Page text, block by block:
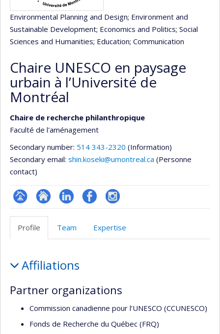
Environmental Planning and Design; Environment and
Sustainable Development; Economics and Politics; Social
Sciences and Humanities; Education; Communication
Chaire UNESCO en paysage
urbain à l’Université de
Montréal
Chaire de recherche philanthropique
Faculté de l'aménagement
Secondary number: 514 343-2320 (Information)
Secondary email: shin.koseki@umontreal.ca (Personne
contact)
Page
Facultaire
Site
de
recherche
LinkedInProfil Instagram
Profile
Team Expertise
Affiliations
Partner organizations
Commission canadienne pour l’UNESCO (CCUNESCO)
Fonds de Recherche du Québec (FRQ)